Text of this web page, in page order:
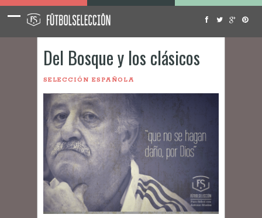
Del Bosque y los clásicos
SELECCIÓN ESPAÑOLA